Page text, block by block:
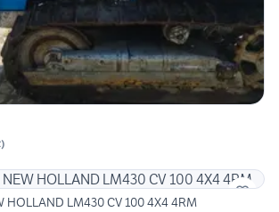
)
HOLLAND LM430 CV 100 4X4 4RM